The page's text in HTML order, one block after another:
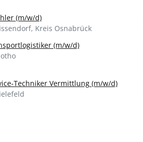
(m/w/d)
Kreis Osnabrück
(m/w/d)
Techniker Vermittlung (m/w/d)